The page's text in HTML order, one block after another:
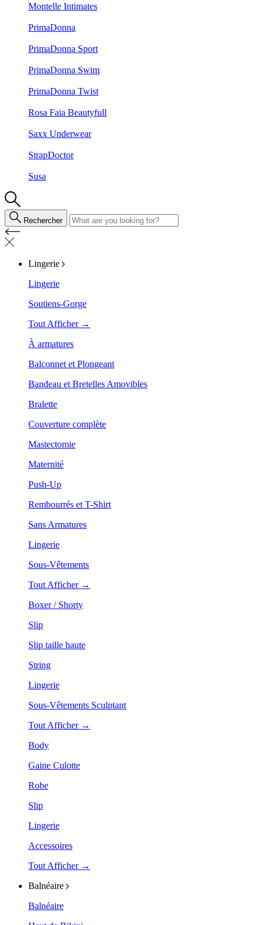
Montelle Intimates
PrimaDonna
PrimaDonna Sport
PrimaDonna Swim
PrimaDonna Twist
Rosa Faia Beautyfull
Saxx Underwear
StrapDoctor
Susa
Rechercher
Lingerie
Lingerie
Soutiens-Gorge
Tout Afficher →
À armatures
Balconnet et Plongeant
Bandeau et Bretelles Amovibles
Bralette
Couverture complète
Mastectomie
Maternité
Push-Up
Rembourrés et T-Shirt
Sans Armatures
Lingerie
Sous-Vêtements
Tout Afficher →
Boxer / Shorty
Slip
Slip taille haute
String
Lingerie
Sous-Vêtements Sculptant
Tout Afficher →
Body
Gaine Culotte
Robe
Slip
Lingerie
Accessoires
Tout Afficher →
Balnéaire
Balnéaire